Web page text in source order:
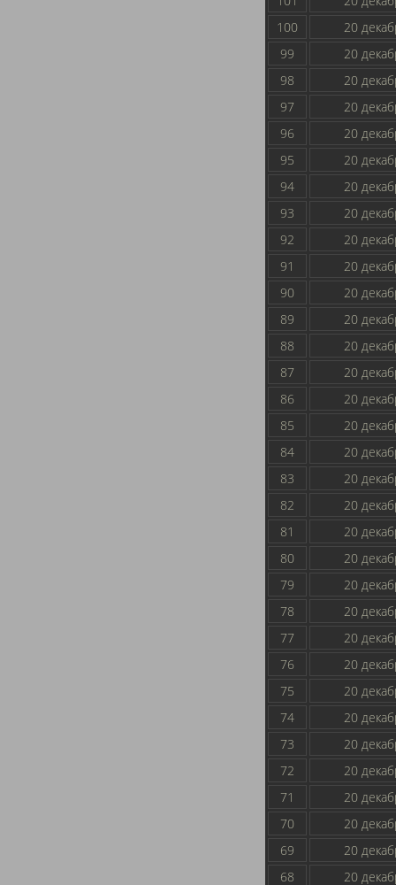
100
20
99
20
98
20
97
20
96
20
95
20
94
20
93
20
92
20
91
20
90
20
89
20
88
20
87
20
86
20
85
20
84
20
83
20
82
20
81
20
80
20
79
20
78
20
77
20
76
20
75
20
74
20
73
20
72
20
71
20
70
20
69
20
68
20